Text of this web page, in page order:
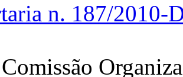
n. 187/2010-